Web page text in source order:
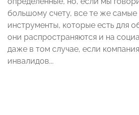
большому счету, все те же
инструменты, которые есть для
они распространяются и на
даже в том случае, если
инвалидов...